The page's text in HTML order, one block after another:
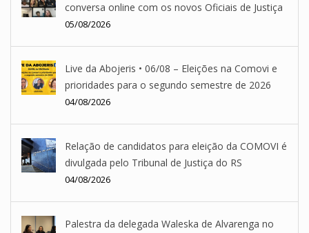
conversa online com os novos Oficiais de Justiça
05/08/2026
Live da Abojeris • 06/08 – Eleições na Comovi e
prioridades para o segundo semestre de 2026
04/08/2026
Relação de candidatos para eleição da COMOVI é
divulgada pelo Tribunal de Justiça do RS
04/08/2026
Palestra da delegada Waleska de Alvarenga no